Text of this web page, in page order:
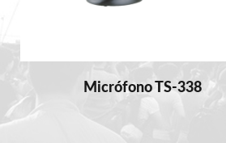
Micrófono TS-338